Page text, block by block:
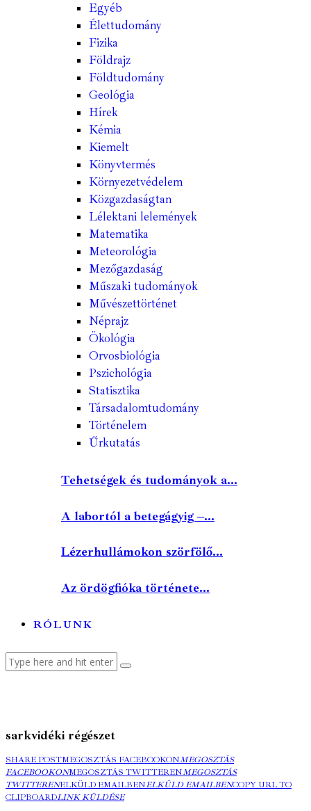
Egyéb
Élettudomány
Fizika
Földrajz
Földtudomány
Geológia
Hírek
Kémia
Kiemelt
Könyvtermés
Környezetvédelem
Közgazdaságtan
Lélektani lelemények
Matematika
Meteorológia
Mezőgazdaság
Műszaki tudományok
Művészettörténet
Néprajz
Ökológia
Orvosbiológia
Pszichológia
Statisztika
Társadalomtudomány
Történelem
Űrkutatás
Tehetségek és tudományok a...
A labortól a betegágyig –...
Lézerhullámokon szörfölő...
Az ördögfióka története...
RÓLUNK
sarkvidéki régészet
SHARE POSTMEGOSZTÁS FACEBOOKONMEGOSZTÁS
FACEBOOKONMEGOSZTÁS TWITTERENMEGOSZTÁS
TWITTERENELKÜLD EMAILBENELKÜLD EMAILBENCOPY URL TO
CLIPBOARDLINK KÜLDÉSE